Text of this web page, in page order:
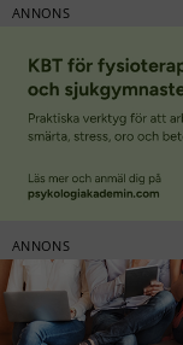
ANNONS
ANNONS